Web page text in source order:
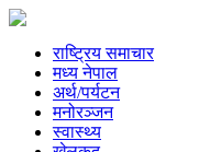
राष्ट्रिय समाचार
मध्य नेपाल
अर्थ/पर्यटन
मनोरञ्जन
स्वास्थ्य